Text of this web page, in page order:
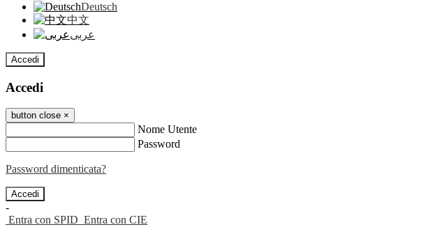
Deutsch
中文
عربى
Accedi
Accedi
button close ×
Nome Utente
Password
Password dimenticata?
-
Entra con SPID Entra con CIE